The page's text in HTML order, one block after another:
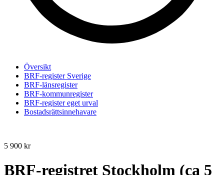
Översikt
BRF-register Sverige
BRF-länsregister
BRF-kommunregister
BRF-register eget urval
Bostadsrättsinnehavare
5 900 kr
BRF-registret Stockholm (ca 5